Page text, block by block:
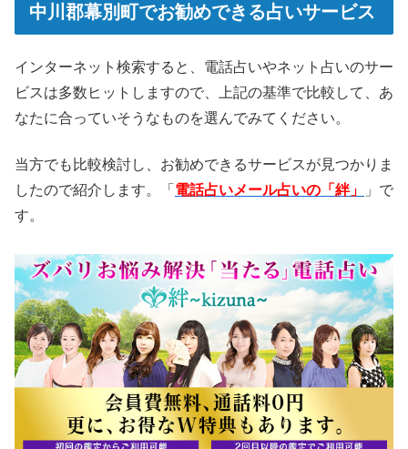
中川郡幕別町でお勧めできる占いサービス
インターネット検索すると、電話占いやネット占いのサー
ビスは多数ヒットしますので、上記の基準で比較して、あ
なたに合っていそうなものを選んでみてください。
当方でも比較検討し、お勧めできるサービスが見つかりま
したので紹介します。「 電話占いメール占いの「絆」
」で
す。